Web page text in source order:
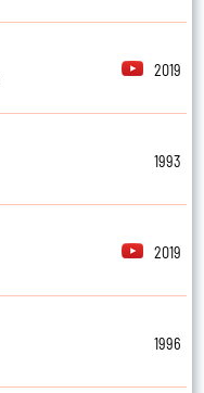
2019
1993
2019
1996